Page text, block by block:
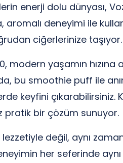
enerji dolu dünyası,
deneyimi ile
ciğerlerinize taşıyor.
modern yaşamın
bu smoothie puff ile
keyfini çıkarabilirsiniz.
pratik bir çözüm sunuyor.
değil, aynı
her seferinde